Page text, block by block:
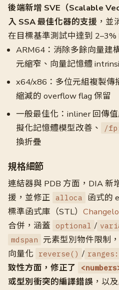
後端新增 SVE（Scalable
入 SSA 最佳化器的支援 ，並
在目標基準測試中達到 2–3%
ARM64：消除多餘向量建
元縮窄、向量記憶體
x64/x86：多位元組複製傳
縮減的 overflow flag 保留
一般最佳化：inliner 回傳
擬化記憶體模型改善、
/
換折疊
規格細節
連結器與 PDB 方面，DIA 新
援，並修正 alloca
函式的
標準函式庫（STL）
合併，涵蓋
optional /
mdspan
元素型別物件限制
向量化
reverse() /
致性方面，修正了
或型別衝突的編譯錯誤 ，以